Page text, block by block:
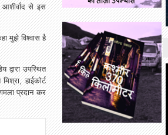
से इस
मुझे विश्वास है
द्वारा उपस्थित
हाईकोर्ट
प्रदान कर